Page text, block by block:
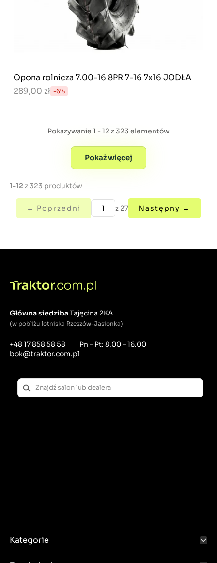
Opona rolnicza 7.00-16 8PR 7-16 7x16 JODŁA
289,00 zł -6%
Pokazywanie 1 - 12 z 323 elementów
Pokaż więcej
1-12 z 323 produktów
← Poprzedni z 27 Następny →
Główna siedzibaTajęcina 2KA
(w pobliżu lotniska Rzeszów-Jasionka)
+48 17 858 58 58
bok@traktor.com.pl
Pn – Pt: 8.00 – 16.00
Kategorie